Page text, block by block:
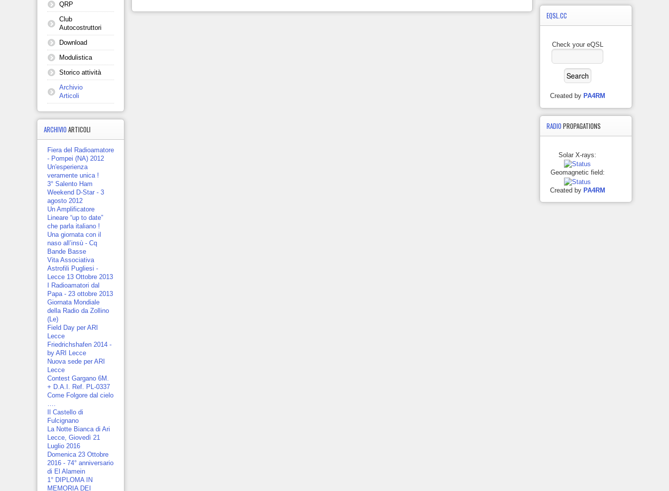
QRP
Club
Autocostruttori
Download
Modulistica
Storico attività
Archivio
Articoli
ARCHIVIOARTICOLI
Fiera del Radioamatore
- Pompei (NA) 2012
Un'esperienza
veramente unica !
3° Salento Ham
Weekend D-Star - 3
agosto 2012
Un Amplificatore
Lineare “up to date”
che parla italiano !
Una giornata con il
naso all’insù - Cq
Bande Basse
Vita Associativa
Astrofili Pugliesi -
Lecce 13 Ottobre 2013
I Radioamatori dal
Papa - 23 ottobre 2013
Giornata Mondiale
della Radio da Zollino
(Le)
Field Day per ARI
Lecce
Friedrichshafen 2014 -
by ARI Lecce
Nuova sede per ARI
Lecce
Contest Gargano 6M.
+ D.A.I. Ref. PL-0337
Come Folgore dal cielo
….
Il Castello di
Fulcignano
La Notte Bianca di Ari
Lecce, Giovedì 21
Luglio 2016
Domenica 23 Ottobre
2016 - 74° anniversario
di El Alamein
1° DIPLOMA IN
MEMORIA DEI
EQSL.CC
Check your eQSL
Created by PA4RM
RADIO PROPAGATIONS
Solar X-rays:
Geomagnetic field:
Created by PA4RM